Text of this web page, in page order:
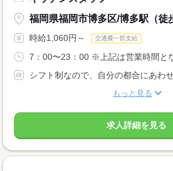
福岡県福岡市博多区/博多駅（徒
時給1,060円～ 交通費一部支給
7：00〜23：00 ※上記は営業時間と
シフト制なので、自分の都合にあわ
もっと見る
求人詳細を見る